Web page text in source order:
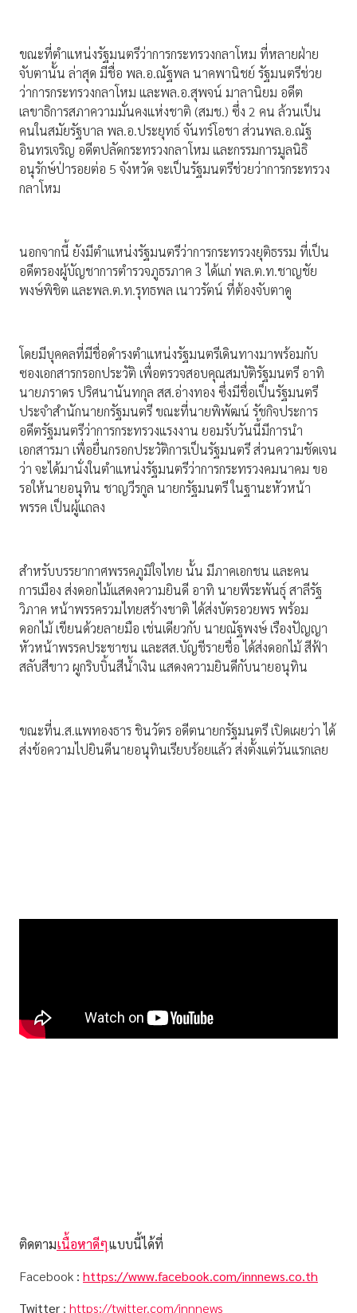
ขณะที่ตำแหน่งรัฐมนตรีว่าการกระทรวงกลาโหม ที่หลายฝ่าย
จับตานั้น ล่าสุด มีชื่อ พล.อ.ณัฐพล นาคพานิชย์ รัฐมนตรีช่วย
ว่าการกระทรวงกลาโหม และพล.อ.สุพจน์ มาลานิยม อดีต
เลขาธิการสภาความมั่นคงแห่งชาติ (สมช.) ซึ่ง 2 คน ล้วนเป็น
คนในสมัยรัฐบาล พล.อ.ประยุทธ์ จันทร์โอชา ส่วนพล.อ.ณัฐ
อินทรเจริญ อดีตปลัดกระทรวงกลาโหม และกรรมการมูลนิธิ
อนุรักษ์ป่ารอยต่อ 5 จังหวัด จะเป็นรัฐมนตรีช่วยว่าการกระทรวง
กลาโหม
นอกจากนี้ ยังมีตำแหน่งรัฐมนตรีว่าการกระทรวงยุติธรรม ที่เป็น
อดีตรองผู้บัญชาการตำรวจภูธรภาค 3 ได้แก่ พล.ต.ท.ชาญชัย
พงษ์พิชิต และพล.ต.ท.รุทธพล เนาวรัตน์ ที่ต้องจับตาดู
โดยมีบุคคลที่มีชื่อดำรงตำแหน่งรัฐมนตรีเดินทางมาพร้อมกับ
ซองเอกสารกรอกประวัติ เพื่อตรวจสอบคุณสมบัติรัฐมนตรี อาทิ
นายภราดร ปริศนานันทกุล สส.อ่างทอง ซึ่งมีชื่อเป็นรัฐมนตรี
ประจำสำนักนายกรัฐมนตรี ขณะที่นายพิพัฒน์ รัชกิจประการ
อดีตรัฐมนตรีว่าการกระทรวงแรงงาน ยอมรับวันนี้มีการนำ
เอกสารมา เพื่อยื่นกรอกประวัติการเป็นรัฐมนตรี ส่วนความชัดเจน
ว่า จะได้มานั่งในตำแหน่งรัฐมนตรีว่าการกระทรวงคมนาคม ขอ
รอให้นายอนุทิน ชาญวีรกูล นายกรัฐมนตรี ในฐานะหัวหน้า
พรรค เป็นผู้แถลง
สำหรับบรรยากาศพรรคภูมิใจไทย นั้น มีภาคเอกชน และคน
การเมือง ส่งดอกไม้แสดงความยินดี อาทิ นายพีระพันธุ์ สาลีรัฐ
วิภาค หน้าพรรครวมไทยสร้างชาติ ได้ส่งบัตรอวยพร พร้อม
ดอกไม้ เขียนด้วยลายมือ เช่นเดียวกับ นายณัฐพงษ์ เรืองปัญญา
หัวหน้าพรรคประชาชน และสส.บัญชีรายชื่อ ได้ส่งดอกไม้ สีฟ้า
สลับสีขาว ผูกริบบิ้นสีน้ำเงิน แสดงความยินดีกับนายอนุทิน
ขณะที่น.ส.แพทองธาร ชินวัตร อดีตนายกรัฐมนตรี เปิดเผยว่า ได้
ส่งข้อความไปยินดีนายอนุทินเรียบร้อยแล้ว ส่งตั้งแต่วันแรกเลย
ติดตามเนื้อหาดีๆแบบนี้ได้ที่
Facebook : https://www.facebook.com/innnews.co.th
Twitter : https://twitter.com/innnews